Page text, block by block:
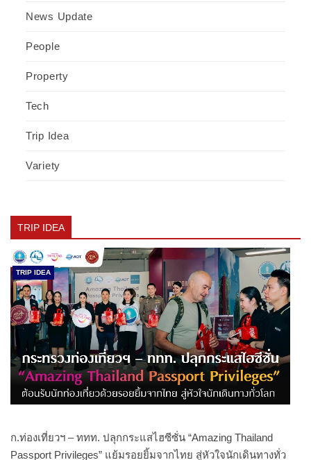
News Update
People
Property
Tech
Trip Idea
Variety
TRIP IDEA
TRIP IDEA
ก.ท่องเที่ยวฯ – ททท. ปลุกกระแสไฮซีซั่น “Amazing Thailand
Passport Privileges” แย้มรอยยิ้มจากไทย สู่หัวใจนักเดินทางทั่ว